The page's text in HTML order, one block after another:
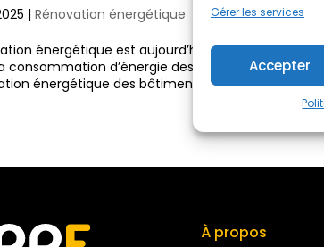
Gérer les services
Accepter
|Rénovation énergétique
énergétique est aujourd’hui un levier
consommation d’énergie des logements. Face
énergétique des bâtiments s’impose
À propos